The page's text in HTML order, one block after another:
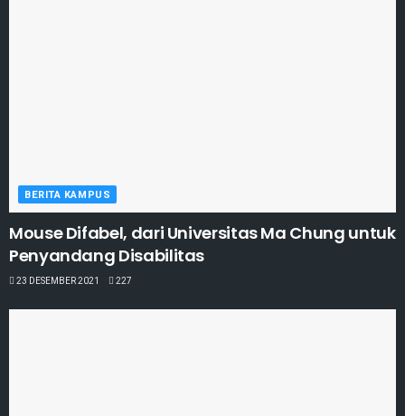
BERITA KAMPUS
Mouse Difabel, dari Universitas Ma Chung untuk
Penyandang Disabilitas
23 DESEMBER 2021 227